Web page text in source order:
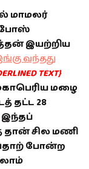
மாமலர்
இயற்றிய
வந்தது
TEXT}
மழை
தட்ட 28
இந்தப்
சில மணி
போன்ற